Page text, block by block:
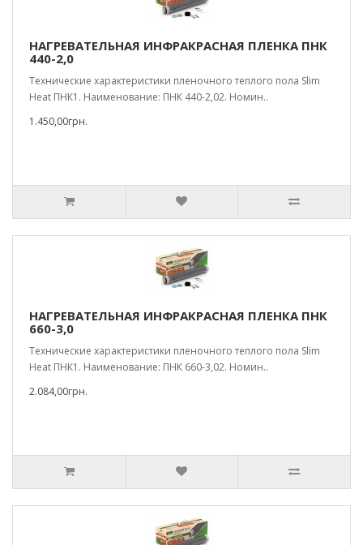
НАГРЕВАТЕЛЬНАЯ ИНФРАКРАСНАЯ ПЛЕНКА ПНК
440-2,0
Технические характеристики пленочного теплого пола Slim
Heat ПНК1. Наименование: ПНК 440-2,02. Номин..
1.450,00грн.
НАГРЕВАТЕЛЬНАЯ ИНФРАКРАСНАЯ ПЛЕНКА ПНК
660-3,0
Технические характеристики пленочного теплого пола Slim
Heat ПНК1. Наименование: ПНК 660-3,02. Номин..
2.084,00грн.